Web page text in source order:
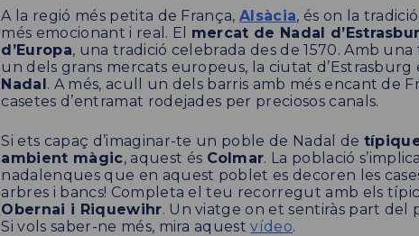
A la regió més petita de França,Alsàcia, és on la
més emocionant i real. El mercat de Nadal
d’Europa, una tradició celebrada des de 1570. Amb
un dels grans mercats europeus, la ciutat d’Estrasburg
Nadal. A més, acull un dels barris amb més encant de
casetes d’entramat rodejades per preciosos canals.
Si ets capaç d’imaginar-te un poble de Nadal de
ambient màgic, aquest és Colmar. La població
nadalenques que en aquest poblet es decoren les
arbres i bancs! Completa el teu recorregut amb els
Obernai i Riquewihr. Un viatge on et sentiràs part del
Si vols saber-ne més, mira aquestvídeo.